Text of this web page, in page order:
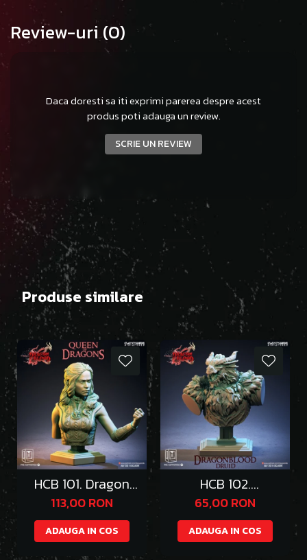
Review-uri(0)
Daca doresti sa iti exprimi parerea despre acest
produs poti adauga un review.
SCRIE UN REVIEW
Produse similare
HCB 101. Dragon
Queen
113,00 RON
ADAUGA IN COS
HCB 102.
DragonWolf Druid
65,00 RON
ADAUGA IN COS